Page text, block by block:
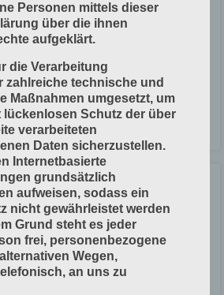
ist eine Unterschuppungs-Einrichtung.
überlappen sich die Bogen. Die
stapelt die Falzbogen von unten nach
man: Mit dem Papiermesser
schneiden
Personen mittels dieser
über die ihnen
aufgeklärt.
die Verarbeitung
zahlreiche technische und
Maßnahmen umgesetzt, um
Schutz der über
verarbeiteten
Daten sicherzustellen.
Internetbasierte
grundsätzlich
aufweisen, sodass ein
nicht gewährleistet werden
Grund steht es jeder
frei, personenbezogene
Wegen,
an uns zu